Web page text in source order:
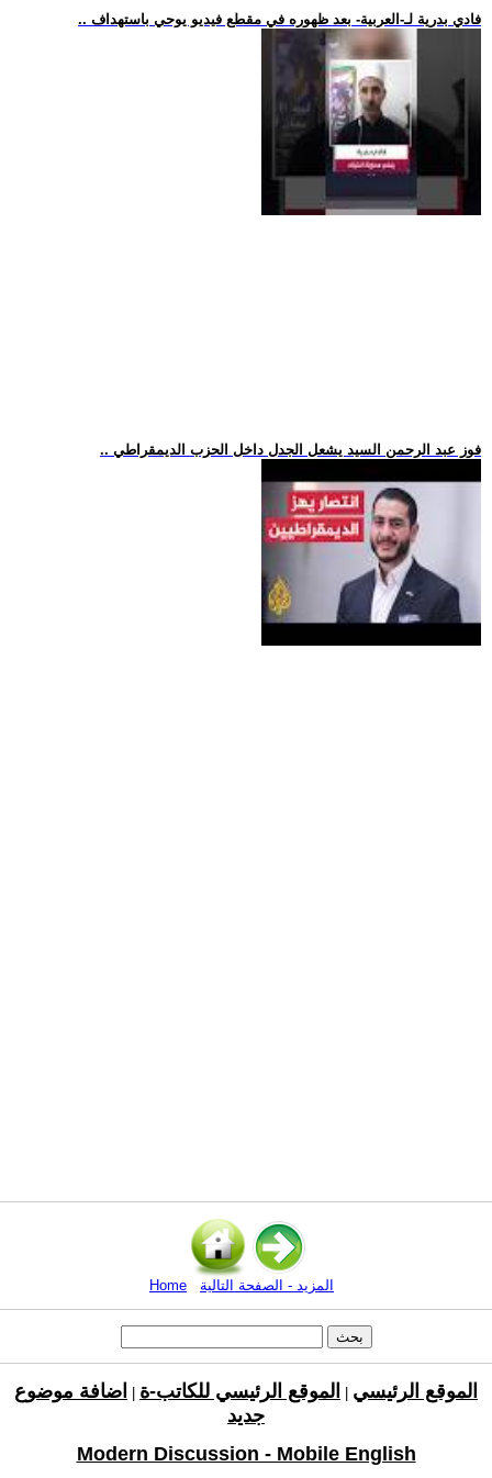
.. فادي بدرية لـ-العربية- بعد ظهوره في مقطع فيديو يوحي باستهداف
.. فوز عبد الرحمن السيد يشعل الجدل داخل الحزب الديمقراطي
Home المزيد - الصفحة التالية
الموقع الرئيسي الموقع الرئيسي للكاتب-ة
اضافة موضوع
جديد
Modern Discussion - Mobile English